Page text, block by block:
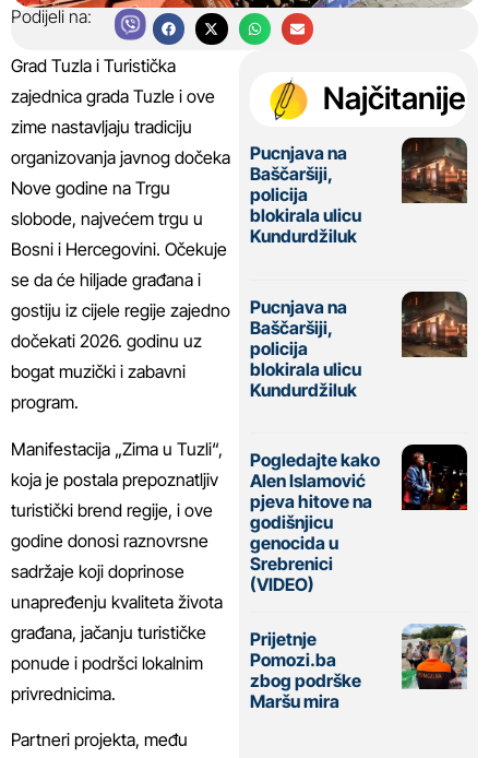
Podijeli na:
Grad Tuzla i Turistička
zajednica grada Tuzle i ove
zime nastavljaju tradiciju
organizovanja javnog dočeka
Nove godine na Trgu
slobode, najvećem trgu u
Bosni i Hercegovini. Očekuje
se da će hiljade građana i
gostiju iz cijele regije zajedno
dočekati 2026. godinu uz
bogat muzički i zabavni
program.
Manifestacija „Zima u Tuzli“,
koja je postala prepoznatljiv
turistički brend regije, i ove
godine donosi raznovrsne
sadržaje koji doprinose
unapređenju kvaliteta života
građana, jačanju turističke
ponude i podršci lokalnim
privrednicima.
Partneri projekta, među
Najčitanije
Pucnjava na
Baščaršiji,
policija
blokirala ulicu
Kundurdžiluk
Pucnjava na
Baščaršiji,
policija
blokirala ulicu
Kundurdžiluk
Pogledajte kako
Alen Islamović
pjeva hitove na
godišnjicu
genocida u
Srebrenici
(VIDEO)
Prijetnje
Pomozi.ba
zbog podrške
Maršu mira